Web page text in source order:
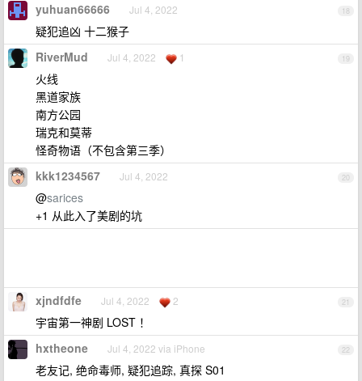
18
yuhuan66666 Jul 4, 2022
疑犯追凶 十二猴子
19
RiverMud Jul 4, 2022 1
火线
黑道家族
南方公园
瑞克和莫蒂
怪奇物语（不包含第三季）
20
kkk1234567 Jul 4, 2022
@sarices
+1 从此入了美剧的坑
21
xjndfdfe Jul 4, 2022 2
宇宙第一神剧 LOST ！
22
hxtheone Jul 4, 2022 via iPhone
老友记, 绝命毒师, 疑犯追踪, 真探 S01